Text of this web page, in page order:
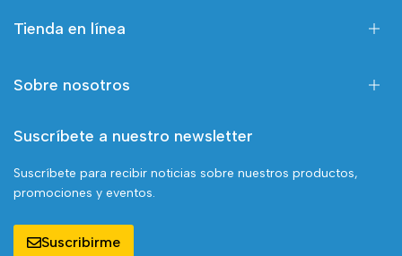
Tienda en línea
Sobre nosotros
Suscríbete a nuestro newsletter
Suscríbete para recibir noticias sobre nuestros productos,
promociones y eventos.
Suscribirme